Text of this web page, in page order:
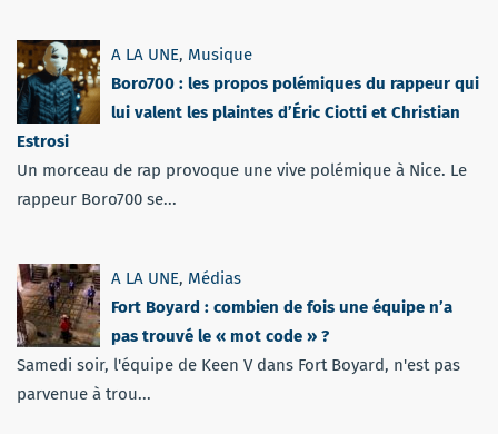
A LA UNE, Musique
Boro700 : les propos polémiques du rappeur qui
lui valent les plaintes d’Éric Ciotti et Christian
Estrosi
Un morceau de rap provoque une vive polémique à Nice. Le
rappeur Boro700 se...
A LA UNE, Médias
Fort Boyard : combien de fois une équipe n’a
pas trouvé le « mot code » ?
Samedi soir, l'équipe de Keen V dans Fort Boyard, n'est pas
parvenue à trou...